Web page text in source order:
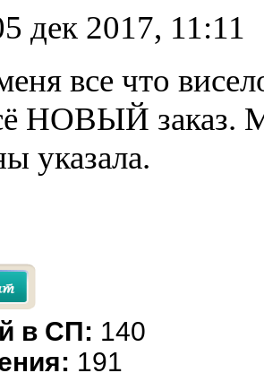
дек 2017, 11:11
все что
НОВЫЙ заказ.
указала.
в СП: 140
191